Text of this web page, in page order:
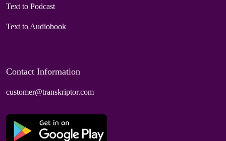
Text to Podcast
Text to Audiobook
Contact Information
customer@transkriptor.com